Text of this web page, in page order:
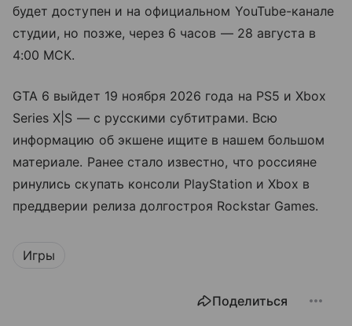
будет доступен и на официальном YouTube-канале
студии, но позже, через 6 часов — 28 августа в
4:00 МСК.
GTA 6 выйдет 19 ноября 2026 года на PS5 и Xbox
Series X|S — с русскими субтитрами. Всю
информацию об экшене ищите в нашем большом
материале. Ранее стало известно, что россияне
ринулись скупать консоли PlayStation и Xbox в
преддверии релиза долгостроя Rockstar Games.
Игры
Поделиться